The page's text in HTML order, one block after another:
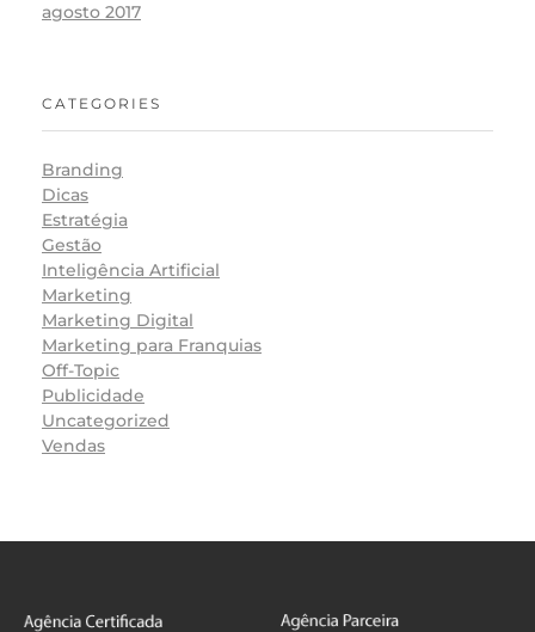
agosto 2017
CATEGORIES
Branding
Dicas
Estratégia
Gestão
Inteligência Artificial
Marketing
Marketing Digital
Marketing para Franquias
Off-Topic
Publicidade
Uncategorized
Vendas